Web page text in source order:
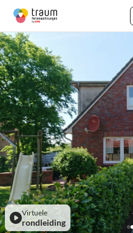
Virtuele
rondleiding